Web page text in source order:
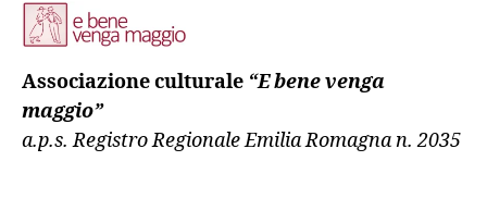
Associazione culturale “E bene venga
maggio”
a.p.s. Registro Regionale Emilia Romagna n. 2035